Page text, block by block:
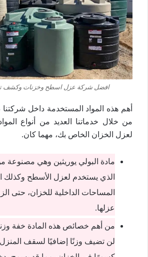
افضل شركة عزل اسطح وخزنات وكشف
أهم هذه المواد المستخدمة داخل
من خلال خدماتنا العديد من أنواع
لعزل الخزان الخاص بك، مهما كان.
مادة البولي يوريثين وهي مصنوعة
الذي يستخدم لعزل الأسطح وكذلك
المساحات الداخلية للخزان، حتى
عزلها.
من أهم خصائص هذه المادة خفة
لن تضيف وزنًا إضافيًا لسقف المنزل